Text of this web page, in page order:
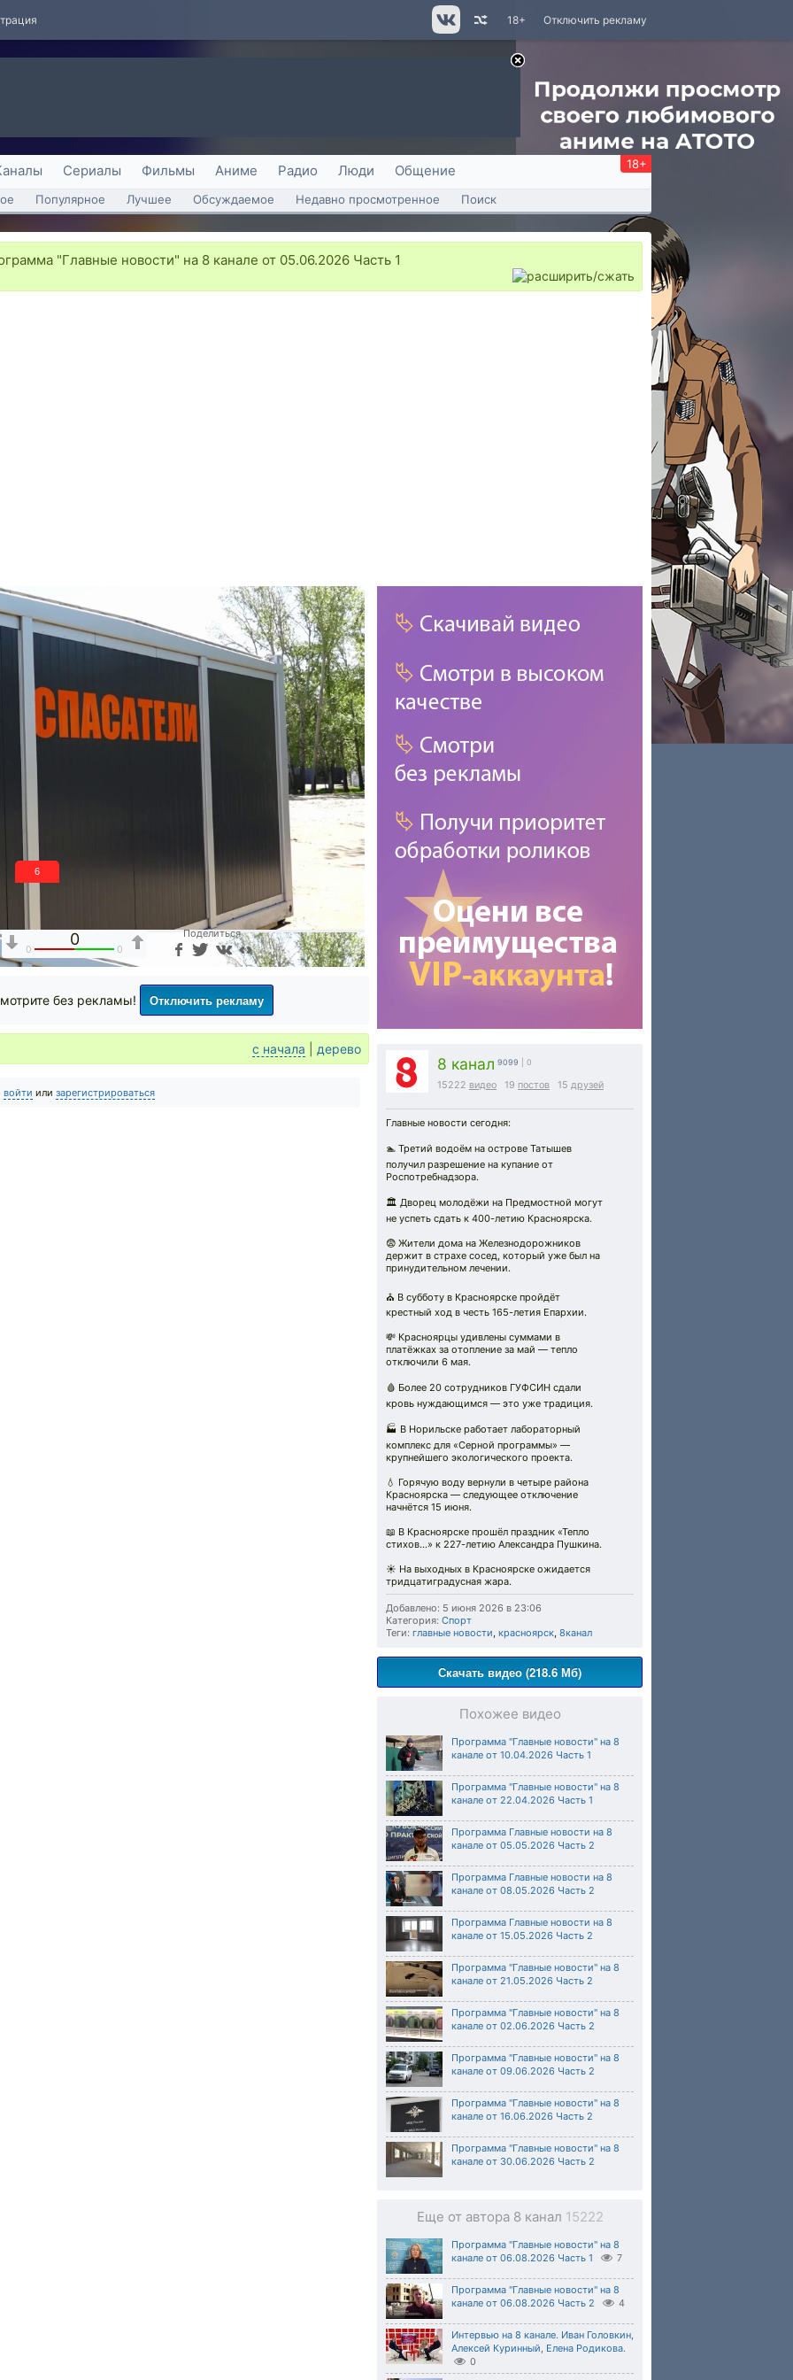
Отключить рекламу
18+
Сериалы Фильмы Аниме Радио Люди Общение 18+
Популярное Лучшее Обсуждаемое Недавно просмотренное Поиск
"Главные новости" на 8 канале от 05.06.2026 Часть 1
5
0
0 0
Поделиться
8 канал 9099 | 0
15222 видео 19 постов 15 друзей
Главные новости сегодня:
🏊 Третий водоём на острове Татышев
получил разрешение на купание от
Роспотребнадзора.
🏛 Дворец молодёжи на Предмостной могут
не успеть сдать к 400-летию Красноярска.
😨 Жители дома на Железнодорожников
держит в страхе сосед, который уже был на
принудительном лечении.
⛪️ В субботу в Красноярске пройдёт
крестный ход в честь 165-летия Епархии.
💸 Красноярцы удивлены суммами в
платёжках за отопление за май — тепло
отключили 6 мая.
🩸 Более 20 сотрудников ГУФСИН сдали
кровь нуждающимся — это уже традиция.
🏭 В Норильске работает лабораторный
комплекс для «Серной программы» —
крупнейшего экологического проекта.
💧 Горячую воду вернули в четыре района
Красноярска — следующее отключение
начнётся 15 июня.
📖 В Красноярске прошёл праздник «Тепло
стихов…» к 227-летию Александра Пушкина.
☀️ На выходных в Красноярске ожидается
тридцатиградусная жара.
Добавлено: 5 июня 2026 в 23:06
Категория: Спорт
Теги: главные новости красноярск 8канал
Скачать видео (218.6 Мб)
Похожее видео
Программа "Главные новости" на 8
канале от 10.04.2026 Часть 1
Программа "Главные новости" на 8
канале от 22.04.2026 Часть 1
Программа Главные новости на 8
канале от 05.05.2026 Часть 2
Программа Главные новости на 8
канале от 08.05.2026 Часть 2
Программа Главные новости на 8
канале от 15.05.2026 Часть 2
Программа "Главные новости" на 8
канале от 21.05.2026 Часть 2
Программа "Главные новости" на 8
канале от 02.06.2026 Часть 2
Программа "Главные новости" на 8
канале от 09.06.2026 Часть 2
Программа "Главные новости" на 8
канале от 16.06.2026 Часть 2
Программа "Главные новости" на 8
канале от 30.06.2026 Часть 2
Еще от автора 8 канал 15222
Программа "Главные новости" на 8
канале от 06.08.2026 Часть 1
7
Программа "Главные новости" на 8
канале от 06.08.2026 Часть 2
4
Интервью на 8 канале. Иван Головкин,
Алексей Куринный, Елена Родикова.
0
без рекламы! Отключить рекламу
с начала дерево
войти или зарегистрироваться